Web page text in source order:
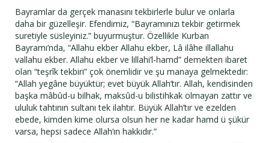
Bayramlar da gerçek manasını tekbirlerle bulur ve onlarla
daha bir güzelleşir. Efendimiz, “Bayramınızı tekbir getirmek
suretiyle süsleyiniz.” buyurmuştur. Özellikle Kurban
Bayramı’nda, “Allahu ekber Allahu ekber, Lâ ilâhe illallahu
vallahu ekber. Allahu ekber ve lillahi’l-hamd” demekten ibaret
olan “teşrîk tekbiri” çok önemlidir ve şu manaya gelmektedir:
“Allah yegâne büyüktür; evet büyük Allah’tır. Allah, kendisinden
başka mâbûd-u bilhak, maksûd-u bilistihkak olmayan zattır ve
ululuk tahtının sultanı tek ilahtır. Büyük Allah’tır ve ezelden
ebede, kimden kime olursa olsun her ne kadar hamd ü şükür
varsa, hepsi sadece Allah’ın hakkıdır.”